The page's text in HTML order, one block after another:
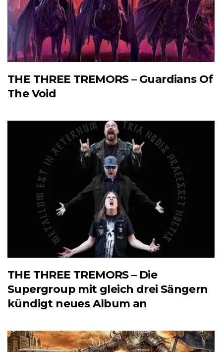
THE THREE TREMORS – Guardians Of
The Void
THE THREE TREMORS – Die
Supergroup mit gleich drei Sängern
kündigt neues Album an